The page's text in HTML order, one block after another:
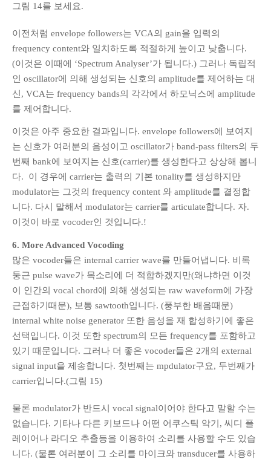
그림 14를 보세요.
이전처럼 envelope followers는 VCA의 gain을 입력의
frequency content와 일치하도록 적절하게 높이고 낮춥니다.
(이것은 이때에 ‘Spectrum Analyser’가 됩니다.) 그러나 독립적
인 oscillator에 의해 생성되는 신호의 amplitude를 제어하는 대
신, VCA는 frequency bands의 각각에서 하모닉스에 amplitude
를 제어합니다.
이것은 아주 중요한 결과입니다. envelope followers에 보여지
는 신호가 여러분의 음성이고 oscillator가 band-pass filters의 두
번째 bank에 보여지는 신호(carrier)를 생성한다고 상상해 봅니
다. 이 경우에 carrier는 출력의 기본 tonality를 생성하지만
modulator는 그것의 frequency content 와 amplitude를 결정합
니다. 다시 말해서 modulator는 carrier를 articulate합니다. 자.
이것이 바로 vocoder인 것입니다.!
6. More Advanced Vocoding
많은 vocoder들은 internal carrier wave를 만들어냅니다. 비록
둥근 pulse wave가 목소리에 더 적합하겠지만(왜냐하면 이것
이 인간의 vocal chord에 의해 생성되는 raw waveform에 가장
근접하기때문), 보통 sawtooth입니다. (풍부한 배음때문)
internal white noise generator 또한 음성을 재 합성하기에 좋은
선택입니다. 이것 또한 spectrum의 모든 frequency를 포함하고
있기 때문입니다. 그러나 더 좋은 vocoder들은 2개의 external
signal input을 제송합니다. 첫번째는 mpdulator구요, 두번째가
carrier입니다.(그림 15)
물론 modulator가 반드시 vocal signal이어야 한다고 말할 수는
없습니다. 기타나 다른 키보드나 어떤 어쿠스틱 악기, 씨디 플
레이어나 라디오 추출등을 이용하여 소리를 사용할 수도 있습
니다. (물론 여러분이 그 소리를 마이크와 transducer를 사용하